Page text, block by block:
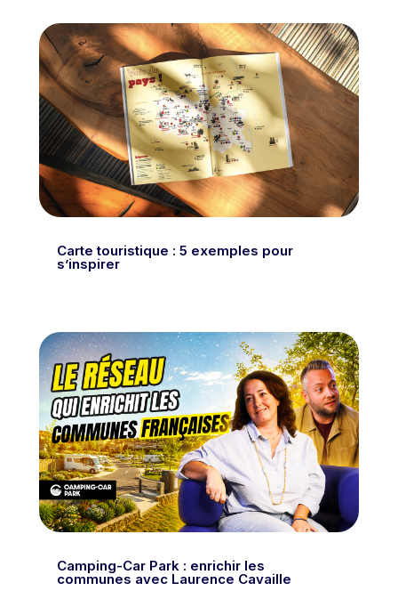
Carte touristique : 5 exemples pour
s’inspirer
Camping-Car Park : enrichir les
communes avec Laurence Cavaille